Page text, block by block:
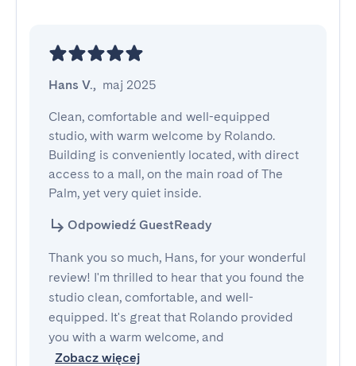
Hans V., maj 2025
Clean, comfortable and well-equipped
studio, with warm welcome by Rolando.
Building is conveniently located, with direct
access to a mall, on the main road of The
Palm, yet very quiet inside.
Odpowiedź GuestReady
Thank you so much, Hans, for your wonderful
review! I'm thrilled to hear that you found the
studio clean, comfortable, and well-
equipped. It's great that Rolando provided
you with a warm welcome, and
Zobacz więcej